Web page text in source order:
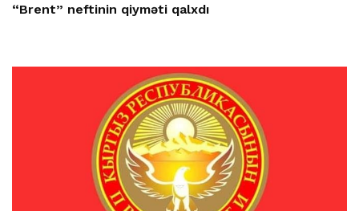
“Brent” neftinin qiyməti qalxdı